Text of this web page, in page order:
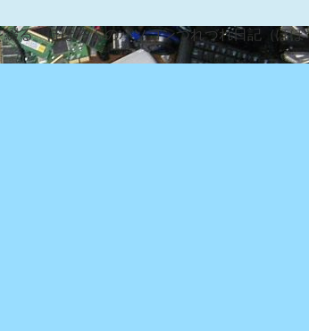
る『ぽぽろんのパソコンつれづれ日記（ぽぽ